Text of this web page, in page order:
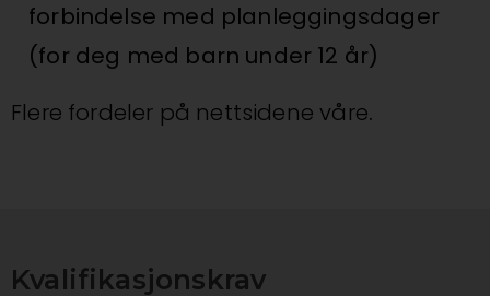
forbindelse med planleggingsdager
(for deg med barn under 12 år)
Flere fordeler på nettsidene våre.
Kvalifikasjonskrav